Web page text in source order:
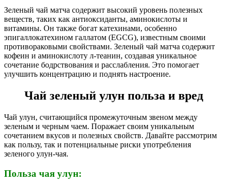
Зеленый чай матча содержит высокий уровень полезных
веществ, таких как антиоксиданты, аминокислоты и
витамины. Он также богат катехинами, особенно
эпигаллокатехином галлатом (EGCG), известным своими
противораковыми свойствами. Зеленый чай матча содержит
кофеин и аминокислоту л-теанин, создавая уникальное
сочетание бодрствования и расслабления. Это помогает
улучшить концентрацию и поднять настроение.
Чай зеленый улун польза и вред
Чай улун, считающийся промежуточным звеном между
зеленым и черным чаем. Поражает своим уникальным
сочетанием вкусов и полезных свойств. Давайте рассмотрим
как пользу, так и потенциальные риски употребления
зеленого улун-чая.
Польза чая улун: